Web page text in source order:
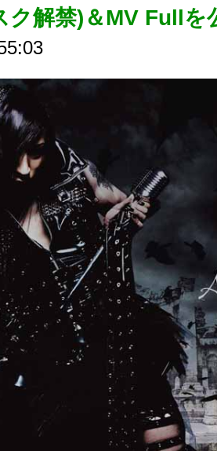
ク解禁)＆MV Fullを